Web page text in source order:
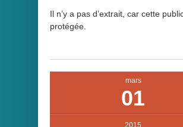
Il n’y a pas d’extrait, car cette
protégée.
mars
01
2015